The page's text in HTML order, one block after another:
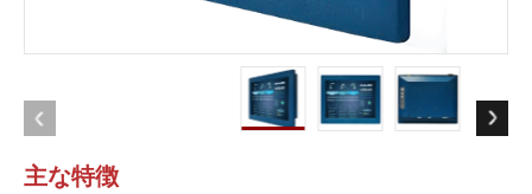
主な特徴